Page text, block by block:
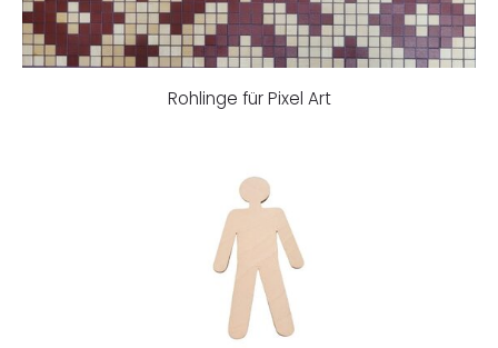
Rohlinge für Pixel Art